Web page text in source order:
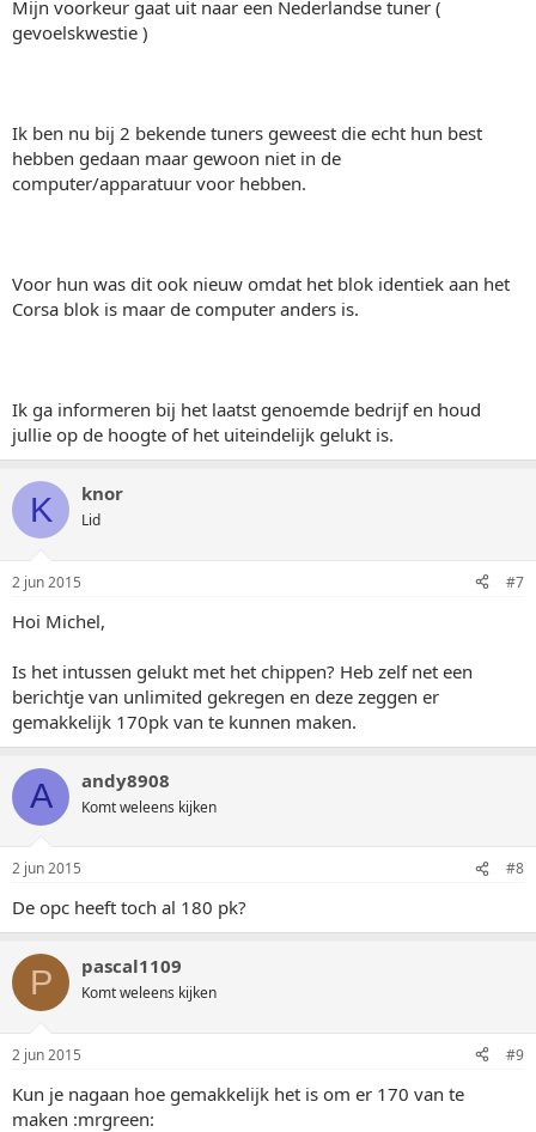
Mijn voorkeur gaat uit naar een Nederlandse tuner (
gevoelskwestie )
Ik ben nu bij 2 bekende tuners geweest die echt hun best
hebben gedaan maar gewoon niet in de
computer/apparatuur voor hebben.
Voor hun was dit ook nieuw omdat het blok identiek aan het
Corsa blok is maar de computer anders is.
Ik ga informeren bij het laatst genoemde bedrijf en houd
jullie op de hoogte of het uiteindelijk gelukt is.
K knor
Lid
2 jun 2015 #7
Hoi Michel,
Is het intussen gelukt met het chippen? Heb zelf net een
berichtje van unlimited gekregen en deze zeggen er
gemakkelijk 170pk van te kunnen maken.
A andy8908
Komt weleens kijken
2 jun 2015 #8
De opc heeft toch al 180 pk?
P pascal1109
Komt weleens kijken
2 jun 2015 #9
Kun je nagaan hoe gemakkelijk het is om er 170 van te
maken :mrgreen: